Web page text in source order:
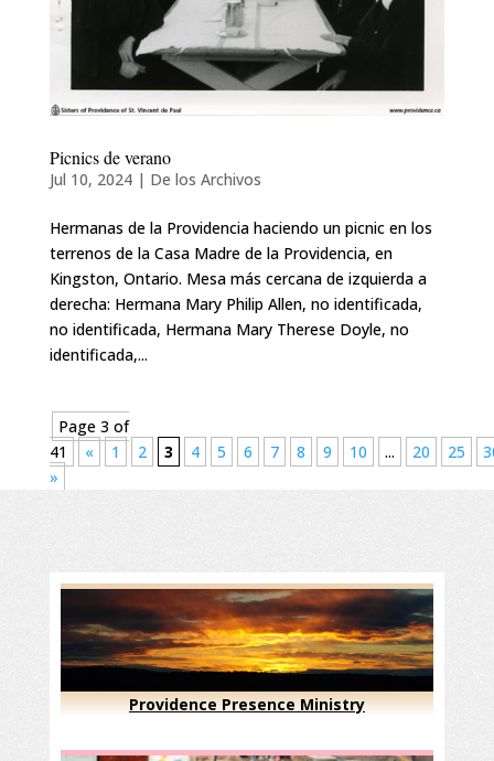
Picnics de verano
Jul 10, 2024| De los Archivos
Hermanas de la Providencia haciendo un picnic en los
terrenos de la Casa Madre de la Providencia, en
Kingston, Ontario. Mesa más cercana de izquierda a
derecha: Hermana Mary Philip Allen, no identificada,
no identificada, Hermana Mary Therese Doyle, no
identificada,...
Page 3 of
41
« 1 2 3 4 5 6 7 8 9 10 ... 20 25
»
Providence Presence Ministry